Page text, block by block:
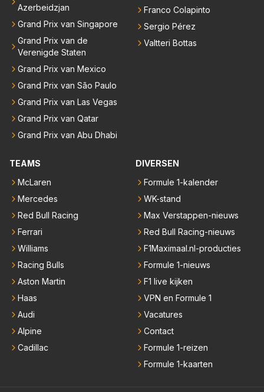
Azerbeidzjan
Grand Prix van Singapore
Grand Prix van de
Verenigde Staten
Grand Prix van Mexico
Grand Prix van São Paulo
Grand Prix van Las Vegas
Grand Prix van Qatar
Grand Prix van Abu Dhabi
Franco Colapinto
Sergio Pérez
Valtteri Bottas
TEAMS
McLaren
Mercedes
Red Bull Racing
Ferrari
Williams
Racing Bulls
Aston Martin
Haas
Audi
Alpine
Cadillac
DIVERSEN
Formule 1-kalender
WK-stand
Max Verstappen-nieuws
Red Bull Racing-nieuws
F1Maximaal.nl-producties
Formule 1-nieuws
F1 live kijken
VPN en Formule 1
Vacatures
Contact
Formule 1-reizen
Formule 1-kaarten